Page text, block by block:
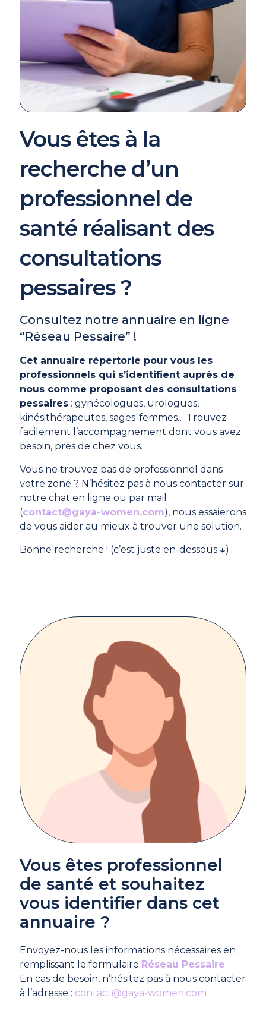
Vous êtes à la
recherche d’un
professionnel de
santé réalisant des
consultations
pessaires ?
Consultez notre annuaire en ligne
“Réseau Pessaire” !
Cet annuaire répertorie pour vous les
professionnels qui s’identifient auprès de
nous comme proposant des consultations
pessaires : gynécologues, urologues,
kinésithérapeutes, sages-femmes… Trouvez
facilement l’accompagnement dont vous avez
besoin, près de chez vous.
Vous ne trouvez pas de professionnel dans
votre zone ? N’hésitez pas à nous contacter sur
notre chat en ligne ou par mail
(contact@gaya-women.com), nous essaierons
de vous aider au mieux à trouver une solution.
Bonne recherche ! (c’est juste en-dessous ↓)
Vous êtes professionnel
de santé et souhaitez
vous identifier dans cet
annuaire ?
Envoyez-nous les informations nécessaires en
remplissant le formulaire Réseau Pessaire.
En cas de besoin, n’hésitez pas à nous contacter
à l’adresse : contact@gaya-women.com